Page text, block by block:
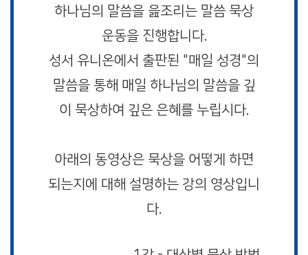
하나님의 말씀을 읊조리는 말씀 묵상
운동을 진행합니다.
성서 유니온에서 출판된 "매일 성경"의
말씀을 통해 매일 하나님의 말씀을 깊
이 묵상하여 깊은 은혜를 누립시다.
아래의 동영상은 묵상을 어떻게 하면
되는지에 대해 설명하는 강의 영상입니
다.